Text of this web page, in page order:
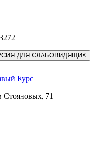
Стояновых, 71